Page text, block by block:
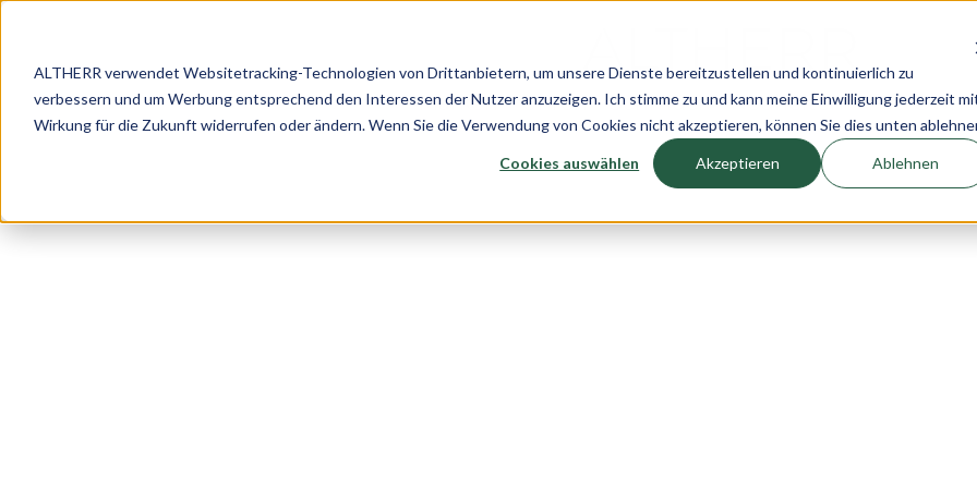
ALTHERR verwendet Websitetracking-Technologien von Drittanbietern, um unsere Dienste bereitzustellen und kontinuierlich zu
verbessern und um Werbung entsprechend den Interessen der Nutzer anzuzeigen. Ich stimme zu und kann meine Einwilligung jederzeit
Wirkung für die Zukunft widerrufen oder ändern. Wenn Sie die Verwendung von Cookies nicht akzeptieren, können Sie dies unten
Cookies auswählen Akzeptieren Ablehnen
Marken Uhren Schmuck Neuheiten Pre-